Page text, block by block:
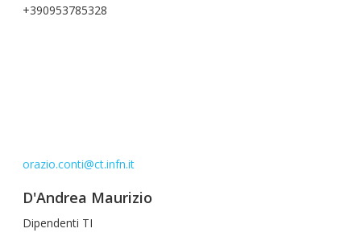
+390953785328
orazio.conti@ct.infn.it
D'Andrea Maurizio
Dipendenti TI